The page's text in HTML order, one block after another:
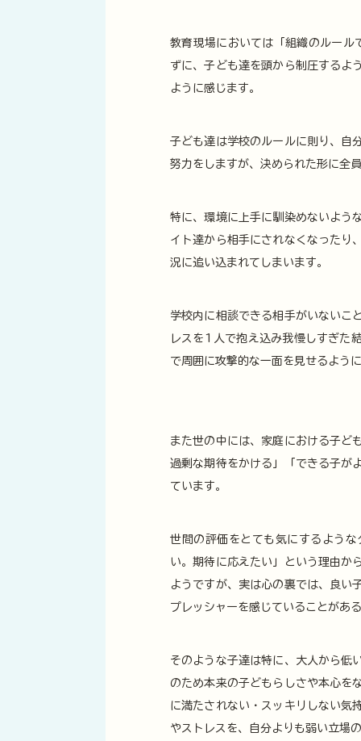
教育現場においては「組織のルー
ずに、子ども達を頭から制圧するよ
ように感じます。
子ども達は学校のルールに則り、自
努力をしますが、決められた形に全
特に、環境に上手に馴染めないよう
イト達から相手にされなくなったり
況に追い込まれてしまいます。
学校内に相談できる相手がいないこ
レスを1人で抱え込み我慢しすぎた
で周囲に攻撃的な一面を見せるよう
また世の中には、家庭における子ど
過剰な期待をかける」「できる子が
ています。
世間の評価をとても気にするよう
い。期待に応えたい」という理由か
ようですが、実は心の裏では、良い
プレッシャーを感じていることがあ
そのような子達は特に、大人から低
のため本来の子どもらしさや本心を
に満たされない・スッキリしない気
やストレスを、自分よりも弱い立場